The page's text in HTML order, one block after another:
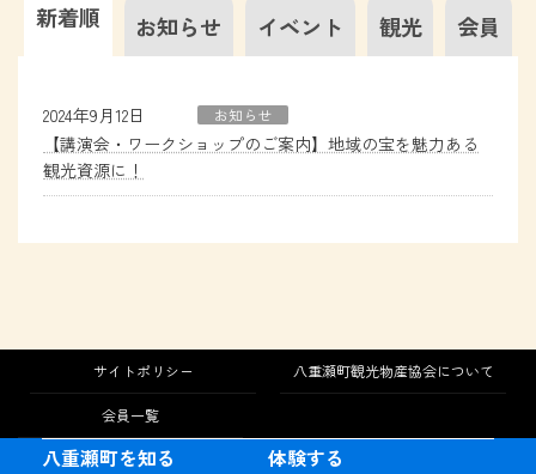
新着順 お知らせ イベント 観光 会員
2024年9月12日 お知らせ
【講演会・ワークショップのご案内】地域の宝を魅力ある
観光資源に！
サイトポリシー 八重瀬町観光物産協会について
会員一覧
八重瀬町を知る 体験する